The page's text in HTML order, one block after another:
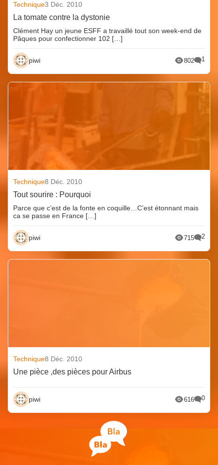
Technique3 Déc. 2010
La tomate contre la dystonie
Clément Hay un jeune ESFF a travaillé tout son week-end de
Pâques pour confectionner 102 […]
piwi 802 1
Technique8 Déc. 2010
Tout sourire : Pourquoi
Parce que c’est de la fonte en coquille…C’est étonnant mais
ca se passe en France […]
piwi 715 2
Technique8 Déc. 2010
Une pièce ,des pièces pour Airbus
piwi 616 0